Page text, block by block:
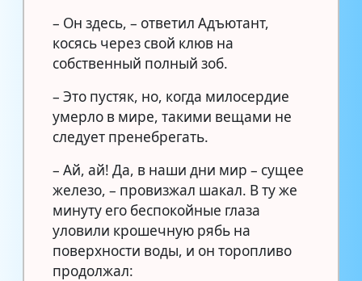
– Он здесь, – ответил Адъютант,
косясь через свой клюв на
собственный полный зоб.
– Это пустяк, но, когда милосердие
умерло в мире, такими вещами не
следует пренебрегать.
– Ай, ай! Да, в наши дни мир – сущее
железо, – провизжал шакал. В ту же
минуту его беспокойные глаза
уловили крошечную рябь на
поверхности воды, и он торопливо
продолжал: